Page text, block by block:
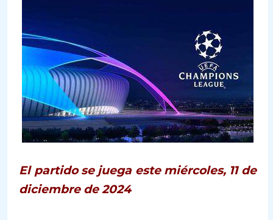
El partido se juega este miércoles, 11 de
diciembre de 2024